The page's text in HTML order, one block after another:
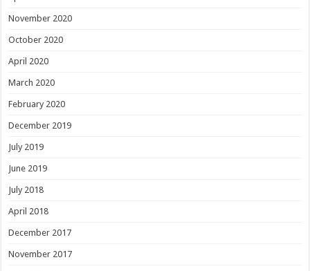
November 2020
October 2020
April 2020
March 2020
February 2020
December 2019
July 2019
June 2019
July 2018
April 2018
December 2017
November 2017